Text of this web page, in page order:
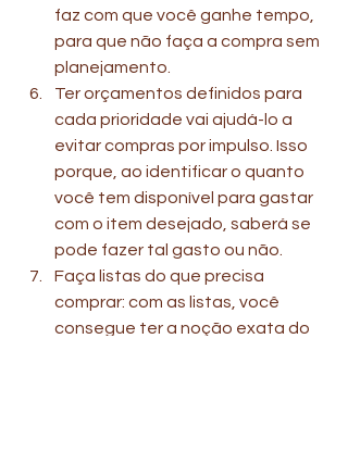
faz com que você ganhe tempo,
para que não faça a compra sem
planejamento.
Ter orçamentos definidos para
cada prioridade vai ajudá-lo a
evitar compras por impulso. Isso
porque, ao identificar o quanto
você tem disponível para gastar
com o item desejado, saberá se
pode fazer tal gasto ou não.
Faça listas do que precisa
comprar: com as listas, você
consegue ter a noção exata do